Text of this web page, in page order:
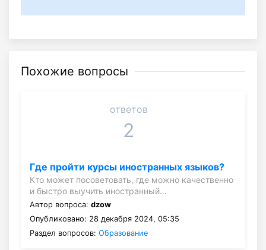
Похожие вопросы
ответов
2
Где пройти курсы иностранных языков?
Кто может посоветовать, где можно качественно
и быстро выучить иностранный…
Автор вопроса: dzow
Опубликовано: 28 декабря 2024, 05:35
Раздел вопросов: Образование